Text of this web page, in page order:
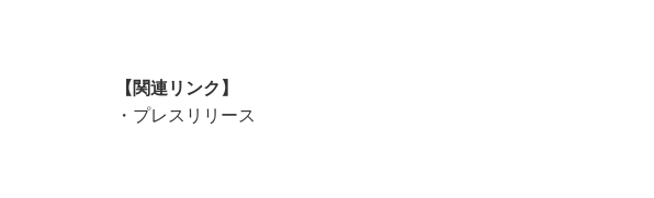
【関連リンク】
・ プレスリリース